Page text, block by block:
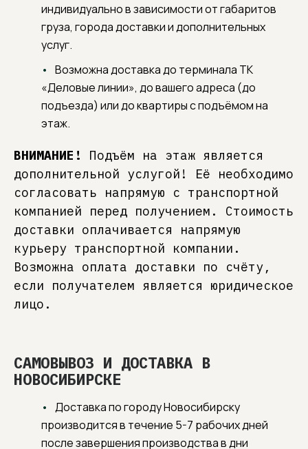
индивидуально в зависимости от габаритов
груза, города доставки и дополнительных
услуг.
Возможна доставка до терминала ТК
«Деловые линии», до вашего адреса (до
подъезда) или до квартиры с подъёмом на
этаж.
ВНИМАНИЕ!
Подъём на этаж является
дополнительной услугой! Её необходимо
согласовать напрямую с транспортной
компанией перед получением. Стоимость
доставки оплачивается напрямую
курьеру транспортной компании.
Возможна оплата доставки по счёту,
если получателем является юридическое
лицо.
САМОВЫВОЗ И ДОСТАВКА В
НОВОСИБИРСКЕ
Доставка по городу Новосибирску
производится в течение 5-7 рабочих дней
после завершения производства в дни